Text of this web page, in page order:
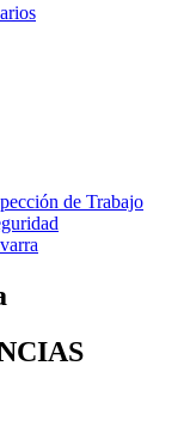
de Trabajo